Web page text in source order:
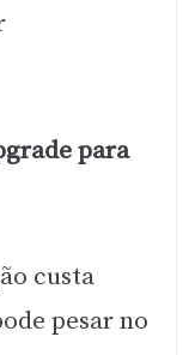
para
custa
pesar no